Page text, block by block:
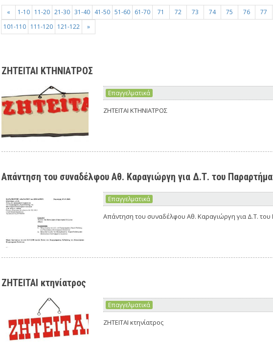
« 1-10 11-20 21-30 31-40 41-50 51-60 61-70 71 72 73 74 75 76 77
101-110
111-120 121-122 »
ΖΗΤΕΙΤΑΙ ΚΤΗΝΙΑΤΡΟΣ
Επαγγελματικά
ΖΗΤΕΙΤΑΙ ΚΤΗΝΙΑΤΡΟΣ
Απάντηση τoυ συναδέλφου Αθ. Καραγιώργη για Δ.Τ. του
Επαγγελματικά
Απάντηση τoυ συναδέλφου Αθ. Καραγιώργη για Δ.Τ.
ΖΗΤΕΙΤΑΙ κτηνίατρος
Επαγγελματικά
ΖΗΤΕΙΤΑΙ κτηνίατρος